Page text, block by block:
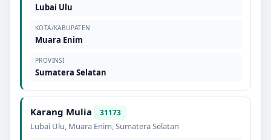
Lubai Ulu
KOTA/KABUPATEN
Muara Enim
PROVINSI
Sumatera Selatan
Karang Mulia 31173
Lubai Ulu, Muara Enim,Sumatera Selatan